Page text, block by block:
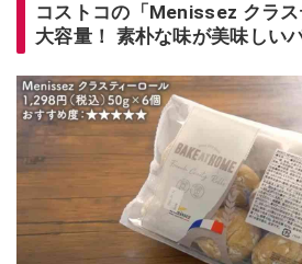
コストコの「Menissez クラ
大容量！ 素朴な味が美味しい